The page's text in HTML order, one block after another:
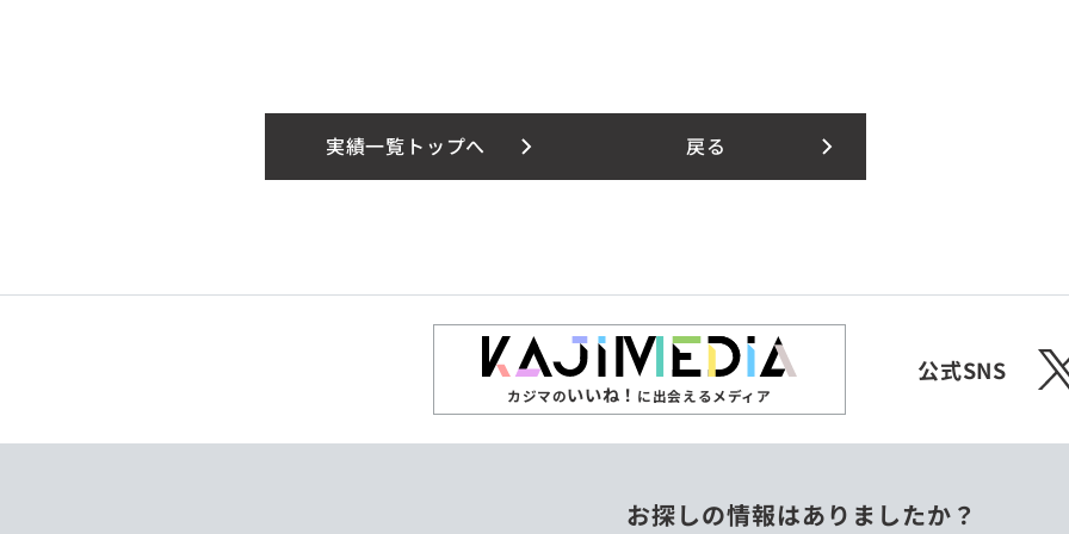
実績一覧トップへ 戻る
カジマのいいね！ に出会えるメディア
公式SNS X
お探しの情報はありましたか？